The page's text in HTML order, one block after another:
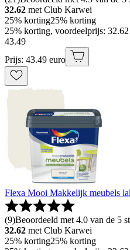
32.62 met Club Karwei
25% korting25% korting
25% korting, voordeelprijs:
43.49
Prijs: 43.49 euro
Flexa Mooi Makkelijk meubels
(9)Beoordeeld met 4.0 van de 5
32.62 met Club Karwei
25% korting25% korting